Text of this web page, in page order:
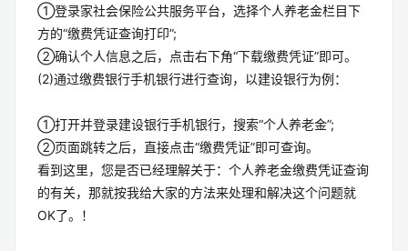
①登录家社会保险公共服务平台，选择个人养老金栏目下
方的“缴费凭证查询打印”;
②确认个人信息之后，点击右下角“下载缴费凭证”即可。
(2)通过缴费银行手机银行进行查询，以建设银行为例：
①打开并登录建设银行手机银行，搜索“个人养老金”;
②页面跳转之后，直接点击“缴费凭证”即可查询。
看到这里，您是否已经理解关于：个人养老金缴费凭证查询
的有关，那就按我给大家的方法来处理和解决这个问题就
OK了。！